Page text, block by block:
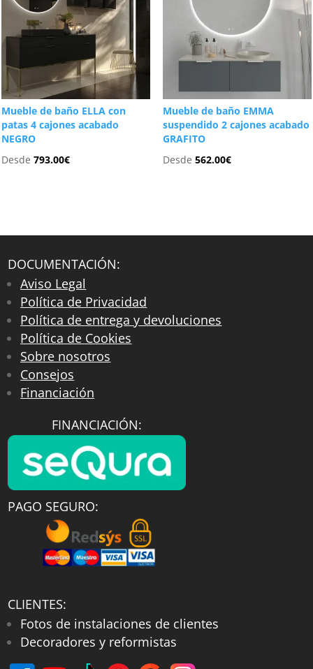
Mueble de baño ELLA con
patas 4 cajones acabado
NEGRO
Desde793.00€
Mueble de baño EMMA
suspendido 2 cajones acabado
GRAFITO
Desde 562.00€
DOCUMENTACIÓN:
Aviso Legal
Política de Privacidad
Política de entrega y devoluciones
Política de Cookies
Sobre nosotros
Consejos
Financiación
FINANCIACIÓN:
PAGO SEGURO:
CLIENTES:
Fotos de instalaciones de clientes
Decoradores y reformistas